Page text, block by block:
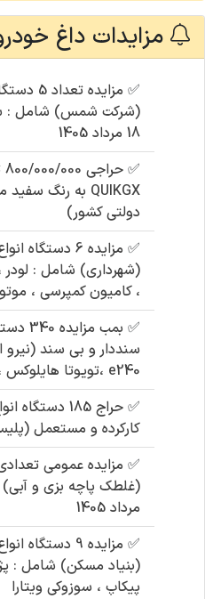
مزایدات داغ
✅
مزایده
(شرکت شمس) شامل :
18 مرداد 1405
✅
دولتی کشور)
✅
مزایده 6
(شهرداری) شامل : لودر
، کامیون کمپرسی ،
✅
بمب
سنددار و بی سند (نیرو
e240 ،تویوتا هایلوکس ، ایسوزو ، رونیز و..
✅
حراج 185
کارکرده و مستعمل (پلیس) تا 17
✅ مزایده عمومی
مرداد 1405
✅
مزایده 9
پیکاپ ، سوزوکی ویتارا